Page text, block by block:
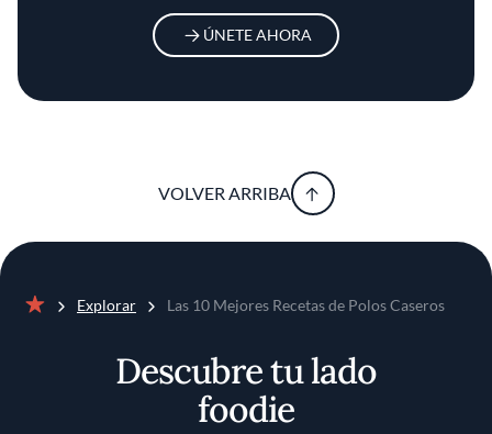
ÚNETE AHORA
VOLVER ARRIBA
Explorar Las 10 Mejores Recetas de Polos Caseros
Descubre tu lado
foodie